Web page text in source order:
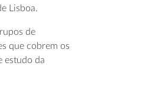
Lisboa.
de
que cobrem os
estudo da